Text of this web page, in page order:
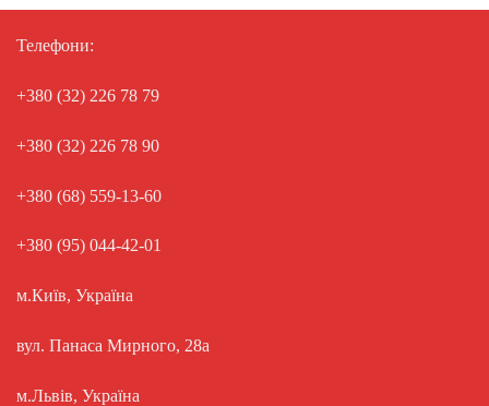
Телефони:
+380 (32) 226 78 79
+380 (32) 226 78 90
+380 (68) 559-13-60
+380 (95) 044-42-01
м.Київ, Україна
вул. Панаса Мирного, 28а
м.Львів, Україна